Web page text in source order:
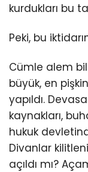
kurdukları bu
Peki, bu
Cümle alem
büyük, en
yapıldı.
kaynakları,
hukuk
Divanlar
açıldı mı?